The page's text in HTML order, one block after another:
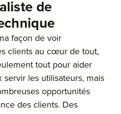
de
façon de voir
clients au cœur de tout,
tout pour aider
servir les utilisateurs, mais
opportunités
des clients. Des